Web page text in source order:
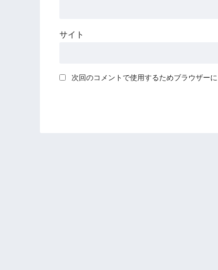
サイト
次回のコメントで使用するためブラウザー